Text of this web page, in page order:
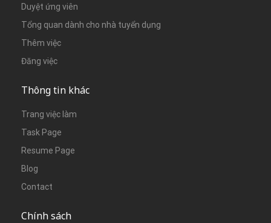
Duyệt ứng viên
Tổng quan dành cho nhà tuyển dụng
Thêm việc
Đăng việc
Thông tin khác
Trang việc làm
Task Page
Resume Page
Blog
Contact
Chính sách